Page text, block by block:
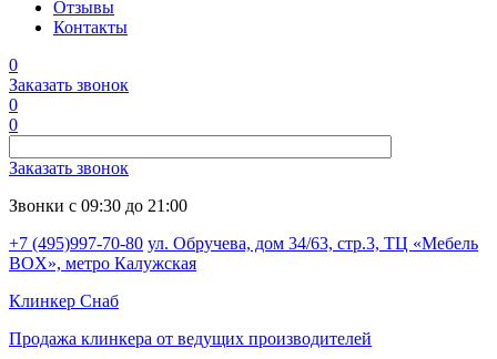
Отзывы
Контакты
0
Заказать звонок
0
0
Заказать звонок
Звонки с 09:30 до 21:00
+7 (495)997-70-80 ул. Обручева, дом 34/63, стр.3, ТЦ «Мебель
BOX», метро Калужская
Клинкер Снаб
Продажа клинкера от ведущих производителей